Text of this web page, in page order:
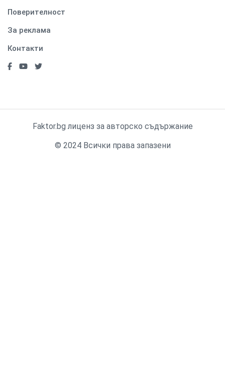
Поверителност
За реклама
Контакти
Faktor.bg лиценз за авторско съдържание
© 2024 Всички права запазени